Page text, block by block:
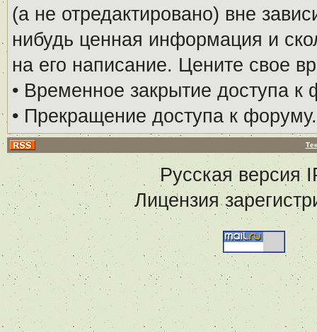
(а не отредактировано) вне
нибудь ценная информация и
на его написание. Цените свое
• Временное закрытие доступа к
• Прекращение доступа к форуму.
Русская версия
Лицензия